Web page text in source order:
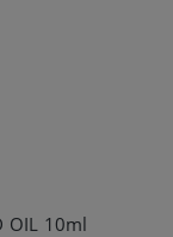
OIL 10ml